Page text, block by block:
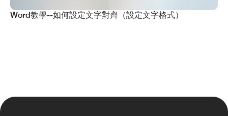
Word教學--如何設定文字對齊（設定文字格式）